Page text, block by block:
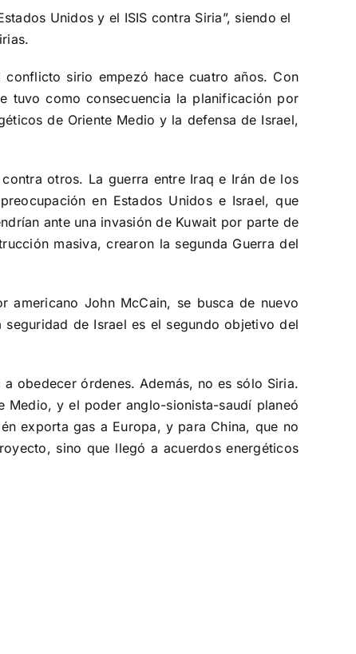
Unidos y el ISIS contra Siria”, siendo el
sirio empezó hace cuatro años. Con
tuvo como consecuencia la planificación por
de Oriente Medio y la defensa de Israel,
otros. La guerra entre Iraq e Irán de los
en Estados Unidos e Israel, que
ante una invasión de Kuwait por parte de
masiva, crearon la segunda Guerra del
americano John McCain, se busca de nuevo
de Israel es el segundo objetivo del
obedecer órdenes. Además, no es sólo Siria.
Medio, y el poder anglo-sionista-saudí planeó
exporta gas a Europa, y para China, que no
sino que llegó a acuerdos energéticos